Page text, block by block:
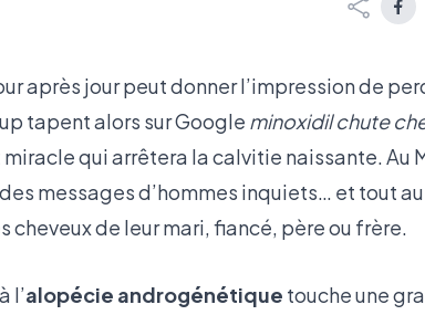
après jour peut donner l’impression de
tapent alors sur Google minoxidil chute
qui arrêtera la calvitie naissante. Au
messages d’hommes inquiets… et tout
cheveux de leur mari, fiancé, père ou frère.
l’alopécie androgénétique touche une